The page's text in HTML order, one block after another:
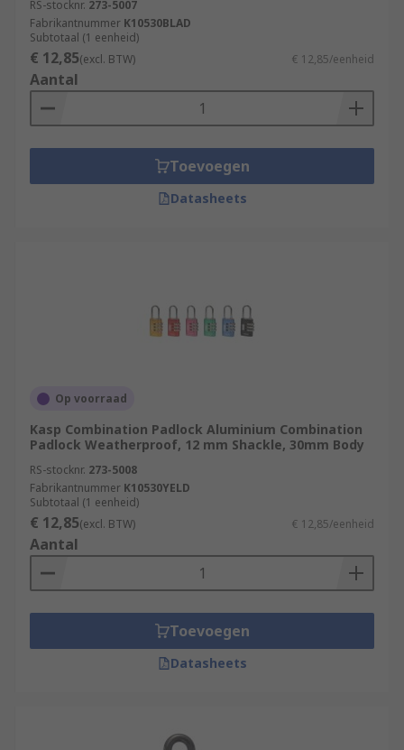
RS-stocknr. 273-5007
Fabrikantnummer K10530BLAD
Subtotaal (1 eenheid)
€ 12,85(excl. BTW) € 12,85/eenheid
Aantal
Toevoegen
Datasheets
Op voorraad
Kasp Combination Padlock Aluminium Combination
Padlock Weatherproof, 12 mm Shackle, 30mm Body
RS-stocknr. 273-5008
Fabrikantnummer K10530YELD
Subtotaal (1 eenheid)
€ 12,85(excl. BTW) € 12,85/eenheid
Aantal
Toevoegen
Datasheets